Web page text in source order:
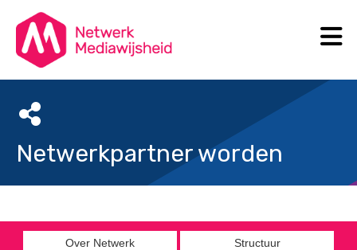
Netwerkpartner worden
Over Netwerk
Structuur